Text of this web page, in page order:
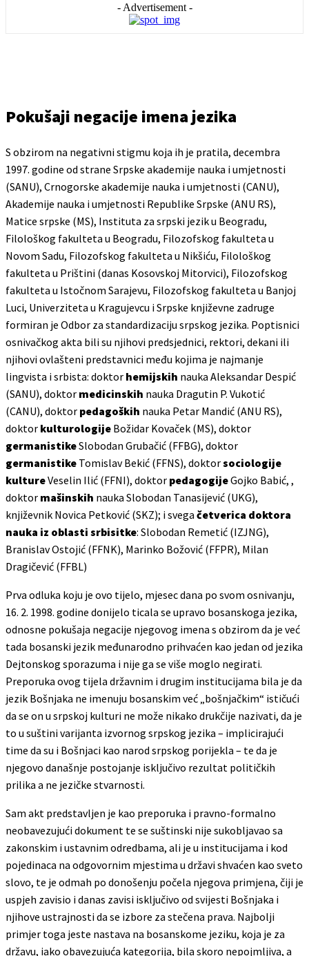
- Advertisement -
Pokušaji negacije imena jezika
S obzirom na negativni stigmu koja ih je pratila, decembra
1997. godine od strane Srpske akademije nauka i umjetnosti
(SANU), Crnogorske akademije nauka i umjetnosti (CANU),
Akademije nauka i umjetnosti Republike Srpske (ANU RS),
Matice srpske (MS), Instituta za srpski jezik u Beogradu,
Filološkog fakulteta u Beogradu, Filozofskog fakulteta u
Novom Sadu, Filozofskog fakulteta u Nikšiću, Filološkog
fakulteta u Prištini (danas Kosovskoj Mitorvici), Filozofskog
fakulteta u Istočnom Sarajevu, Filozofskog fakulteta u Banjoj
Luci, Univerziteta u Kragujevcu i Srpske književne zadruge
formiran je Odbor za standardizaciju srpskog jezika. Poptisnici
osnivačkog akta bili su njihovi predsjednici, rektori, dekani ili
njihovi ovlašteni predstavnici među kojima je najmanje
lingvista i srbista: doktor hemijskih nauka Aleksandar Despić
(SANU), doktor medicinskih nauka Dragutin P. Vukotić
(CANU), doktor pedagoških nauka Petar Mandić (ANU RS),
doktor kulturologije Božidar Kovaček (MS), doktor
germanistikeSlobodan Grubačić (FFBG), doktor
germanistike Tomislav Bekić (FFNS), doktorsociologije
kultureVeselin Ilić (FFNI), doktor pedagogijeGojko Babić, ,
doktor mašinskih nauka Slobodan Tanasijević (UKG),
književnik Novica Petković (SKZ); i svega četverica doktora
nauka iz oblasti srbisitke: Slobodan Remetić (IZJNG),
Branislav Ostojić (FFNK), Marinko Božović (FFPR), Milan
Dragičević (FFBL)
Prva odluka koju je ovo tijelo, mjesec dana po svom osnivanju,
16. 2. 1998. godine donijelo ticala se upravo bosanskoga jezika,
odnosne pokušaja negacije njegovog imena s obzirom da je već
tada bosanski jezik međunarodno prihvaćen kao jedan od jezika
Dejtonskog sporazuma i nije ga se više moglo negirati.
Preporuka ovog tijela državnim i drugim institucijama bila je da
jezik Bošnjaka ne imenuju bosanskim već „bošnjačkim“ ističući
da se on u srpskoj kulturi ne može nikako drukčije nazivati, da je
to u suštini varijanta izvornog srpskog jezika – implicirajući
time da su i Bošnjaci kao narod srpskog porijekla – te da je
njegovo današnje postojanje isključivo rezultat političkih
prilika a ne jezičke stvarnosti.
Sam akt predstavljen je kao preporuka i pravno-formalno
neobavezujući dokument te se suštinski nije sukobljavao sa
zakonskim i ustavnim odredbama, ali je u institucijama i kod
pojedinaca na odgovornim mjestima u državi shvaćen kao sveto
slovo, te je odmah po donošenju počela njegova primjena, čiji je
uspjeh zavisio i danas zavisi isključivo od svijesti Bošnjaka i
njihove ustrajnosti da se izbore za stečena prava. Najbolji
primjer toga jeste nastava na bosanskome jeziku, koja je za
državu, iako obavezujuća kategorija, bila skoro nepojmljiva, a